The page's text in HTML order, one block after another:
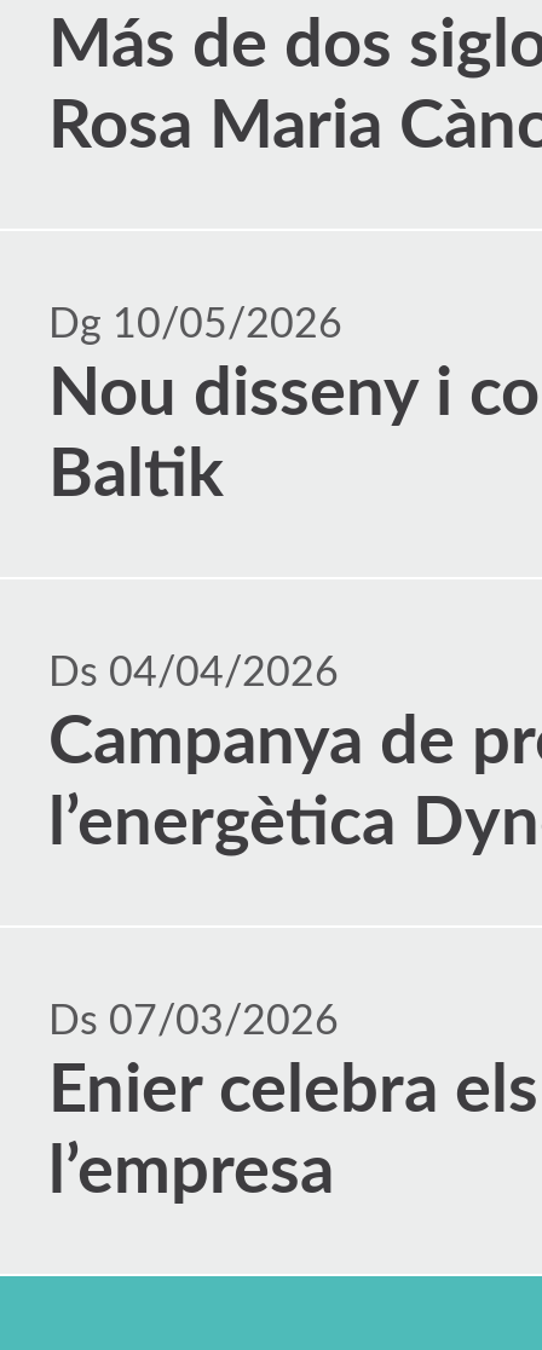
Más de dos
Rosa Maria
Dg 10/05/2026
Nou disseny i
Baltik
Ds 04/04/2026
Campanya de
l’energètica
Ds 07/03/2026
Enier celebra
l’empresa